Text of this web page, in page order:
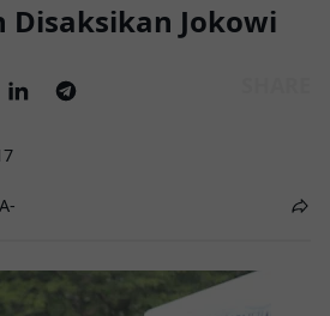
Disaksikan Jokowi